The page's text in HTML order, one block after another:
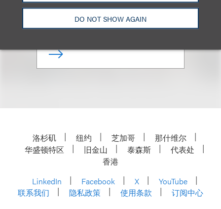
DO NOT SHOW AGAIN
资深顾问律师
+ 212.407.4141
洛杉矶 纽约 芝加哥
那什维尔
华盛顿特区
旧金山 泰森斯
代表处
香港
LinkedIn
Facebook X
YouTube
联系我们
隐私政策 使用条款 订阅中心